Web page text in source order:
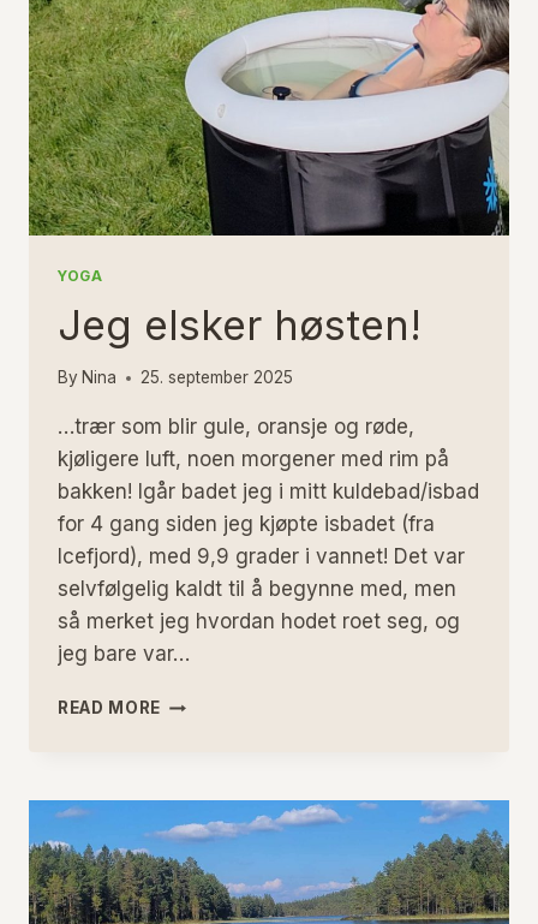
YOGA
Jeg elsker høsten!
By Nina 25. september 2025
…trær som blir gule, oransje og røde,
kjøligere luft, noen morgener med rim på
bakken! Igår badet jeg i mitt kuldebad/isbad
for 4 gang siden jeg kjøpte isbadet (fra
Icefjord), med 9,9 grader i vannet! Det var
selvfølgelig kaldt til å begynne med, men
så merket jeg hvordan hodet roet seg, og
jeg bare var…
READ MORE JEG